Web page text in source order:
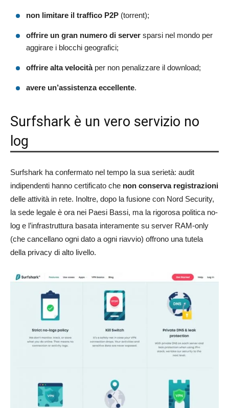
non limitare il traffico P2P (torrent);
offrire un gran numero di server sparsi nel mondo per
aggirare i blocchi geografici;
offrire alta velocitàper non penalizzare il download;
avere un’assistenza eccellente.
Surfshark è un vero servizio no
log
Surfshark ha confermato nel tempo la sua serietà: audit
indipendenti hanno certificato che non conserva registrazioni
delle attività in rete. Inoltre, dopo la fusione con Nord Security,
la sede legale è ora nei Paesi Bassi, ma la rigorosa politica no-
log e l’infrastruttura basata interamente su server RAM-only
(che cancellano ogni dato a ogni riavvio) offrono una tutela
della privacy di alto livello.